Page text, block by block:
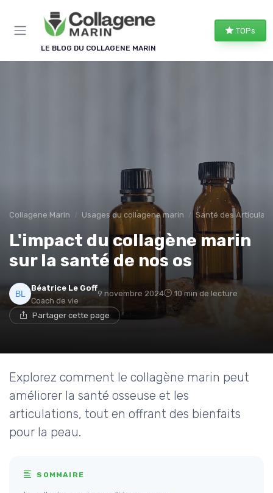
LE BLOG DU COLLAGENE MARIN
TOPs
Collagene Marin Usages du collagene marin Santé des
L'impact du collagène marin
sur la santé de nos os
Béatrice Le Goff
Coach de vie
9 novembre 2024 10 min de lecture
Partager cette page
Explorez comment le collagène marin peut
améliorer la santé osseuse et les
articulations, tout en offrant des bienfaits
pour la peau.
SOMMAIRE